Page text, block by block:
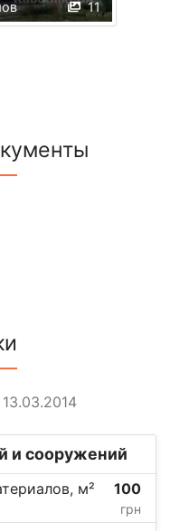
11
и сооружений
м² 100
грн